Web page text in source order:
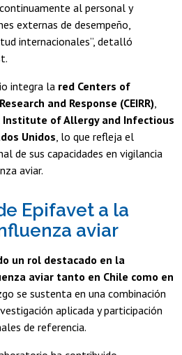
al personal y
externas de desempeño,
internacionales”, detalló
integra la red Centers of
and Response (CEIRR),
Institute of Allergy and Infectious
Unidos, lo que refleja el
de sus capacidades en vigilancia
aviar.
Epifavet a la
aviar
un rol destacado en la
aviar tanto en Chile como en
se sustenta en una combinación
aplicada y participación
de referencia.